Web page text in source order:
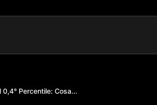
Percentile: Cosa...